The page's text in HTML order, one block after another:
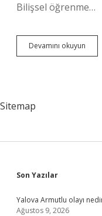
Bilişsel öğrenme…
Devamını okuyun
In
Sitemap
Sidebar
Son Yazılar
Yalova Armutlu olayı
Ağustos 9, 2026